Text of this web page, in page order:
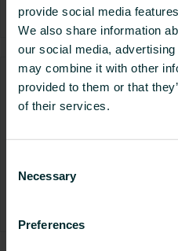
provide social media
We also share information
our social media,
may combine it with other
provided to them or that
of their services.
Selection
Necessary
Preferences
Radiatorer
Renovering
Bæredygtige indkøb: en
mod en bedre fremtid
langsigtede virkninger af
10 jul. 2024